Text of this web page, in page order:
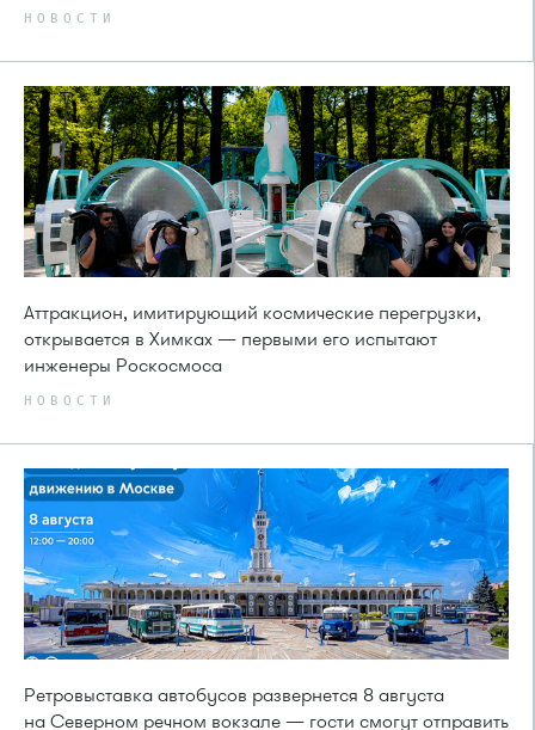
НОВОСТИ
Аттракцион, имитирующий космические перегрузки,
открывается в Химках — первыми его испытают
инженеры Роскосмоса
НОВОСТИ
Ретровыставка автобусов развернется 8 августа
на Северном речном вокзале — гости смогут отправить